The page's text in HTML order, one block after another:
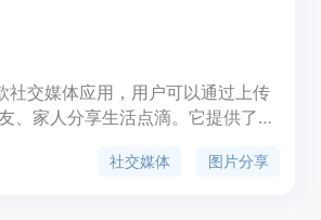
社交媒体应用，用户可以通过上传
、家人分享生活点滴。它提供了浏
片滤镜而闻名，适用于智能手机和
社交媒体 图片分享